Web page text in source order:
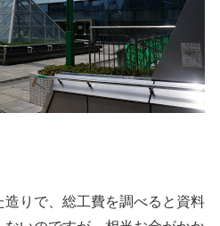
りで、総工費を調べると資料